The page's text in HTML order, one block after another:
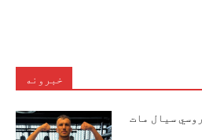
خبرونه
سیال مات